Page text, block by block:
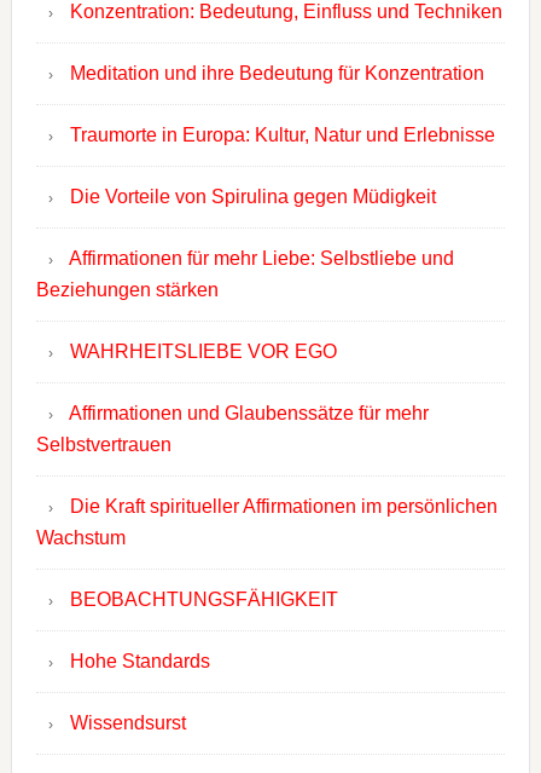
Konzentration: Bedeutung, Einfluss und Techniken
Meditation und ihre Bedeutung für Konzentration
Traumorte in Europa: Kultur, Natur und Erlebnisse
Die Vorteile von Spirulina gegen Müdigkeit
Affirmationen für mehr Liebe: Selbstliebe und
Beziehungen stärken
WAHRHEITSLIEBE VOR EGO
Affirmationen und Glaubenssätze für mehr
Selbstvertrauen
Die Kraft spiritueller Affirmationen im persönlichen
Wachstum
BEOBACHTUNGSFÄHIGKEIT
Hohe Standards
Wissendsurst